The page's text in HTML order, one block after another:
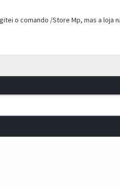
o comando /Store Mp, mas a loja